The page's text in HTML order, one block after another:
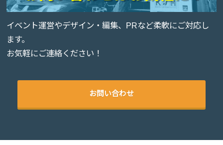
イベント運営やデザイン・編集、PRなど柔軟にご対応し
ます。
お気軽にご連絡ください！
お問い合わせ